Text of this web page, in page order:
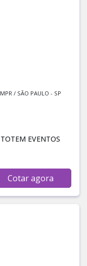
MPR / SÃO PAULO - SP
TOTEM EVENTOS
Cotar agora